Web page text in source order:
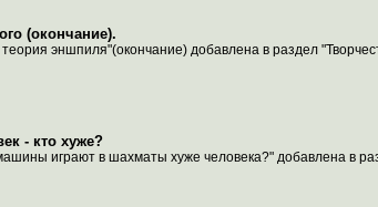
(окончание).
эншпиля"(окончание) добавлена в раздел
- кто хуже?
играют в шахматы хуже человека?" добавлена в